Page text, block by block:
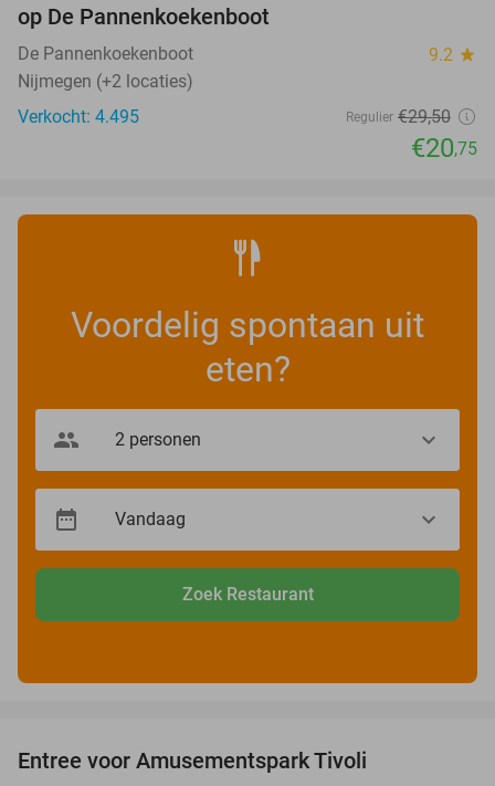
op De Pannenkoekenboot
De Pannenkoekenboot 9.2 star
Nijmegen (+2 locaties)
Verkocht: 4.495
Regulier €29,50
€20,75
Voordelig spontaan uit
eten?
Zoek Restaurant
Entree voor Amusementspark Tivoli